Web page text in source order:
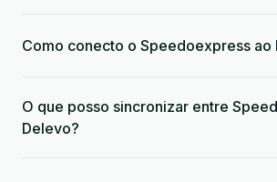
Como conecto o Speedoexpress ao
O que posso sincronizar entre
Delevo?